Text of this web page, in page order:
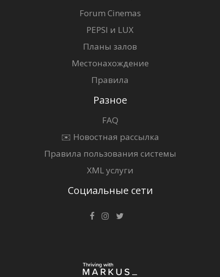
Forum Cinemas
PEPSI и LUX
Планы залов
Местонахождение
Правила
Разное
FAQ
✉️ Новостная рассылка
Правила пользования системы
XML услуги
Социальные сети